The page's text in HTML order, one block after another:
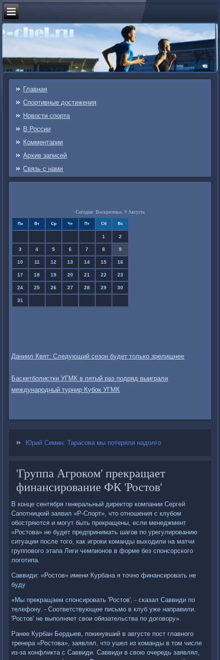
Главная
Спортивные достижения
Новости спорта
В России
Комментарии
Архив записей
Связь c нами
Сегодня: Воскресенье, 9 Августа
Пн Вт Ср Чт Пт Сб Вс
1 2
3 4 5 6 7 8 9
10 11 12 13 14 15 16
17 18 19 20 21 22 23
24 25 26 27 28 29 30
31
Даниил Квят: Следующий сезон будет только зрелищнее
Баскетболистки УГМК в пятый раз подряд выиграли
международный турнир Кубок УГМК
Юрий Семин: Тарасова мы потеряли надолго
'Группа Агроком' прекращает
финансирование ФК 'Ростов'
В конце сентября генеральный директор компании Сергей
Сапотницкий заявил «Р-Спорт», что отношения с клубом
обостряются и могут быть прекращены, если менеджмент
«Ростова» не будет предпринимать шагов по урегулированию
ситуации после того, как игроки команды выходили на матчи
группового этапа Лиги чемпионов в форме без спонсорского
логотипа.
Саввиди: «Ростов» имени Курбана я точно финансировать не
буду
«Мы прекращаем спонсировать 'Ростов', - сказал Саввиди по
телефону. - Соответствующее письмо в клуб уже направили.
'Ростов' не выполняет свои обязательства по договору».
Ранее Курбан Бердыев, покинувший в августе пост главного
тренера «Ростова», заявлял, что ушел из команды в том числе
из-за конфликта с Саввиди. Саввиди в свою очередь заявлял,